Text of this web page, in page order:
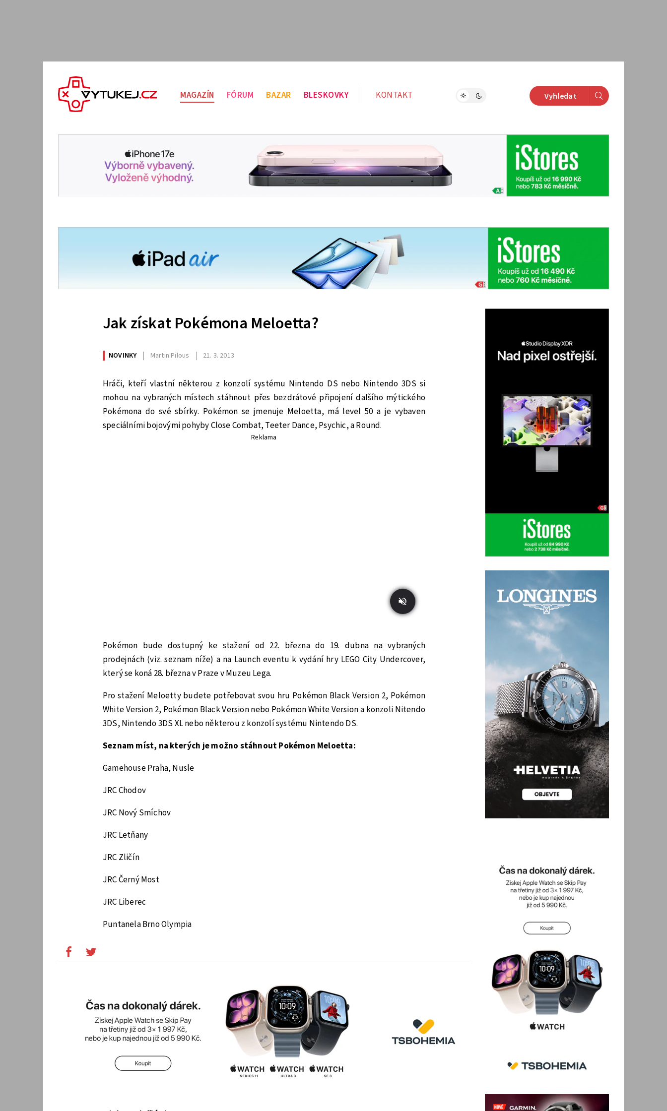
MAGAZÍN FÓRUM BAZAR BLESKOVKY KONTAKT Vyhledat
Jak získat Pokémona Meloetta?
NOVINKY Martin Pilous 21. 3. 2013
Hráči, kteří vlastní některou z konzolí systému Nintendo DS nebo Nintendo 3DS si
mohou na vybraných místech stáhnout přes bezdrátové připojení dalšího mýtického
Pokémona do své sbírky. Pokémon se jmenuje Meloetta, má level 50 a je vybaven
speciálními bojovými pohyby Close Combat, Teeter Dance, Psychic, a Round.
Reklama
Pokémon bude dostupný ke stažení od 22. března do 19. dubna na vybraných
prodejnách (viz. seznam níže) a na Launch eventu k vydání hry LEGO City Undercover,
který se koná 28. března v Praze v Muzeu Lega.
Pro stažení Meloetty budete potřebovat svou hru Pokémon Black Version 2, Pokémon
White Version 2, Pokémon Black Version nebo Pokémon White Version a konzoli Nitendo
3DS, Nintendo 3DS XL nebo některou z konzolí systému Nintendo DS.
Seznam míst, na kterých je možno stáhnout Pokémon Meloetta:
Gamehouse Praha, Nusle
JRC Chodov
JRC Nový Smíchov
JRC Letňany
JRC Zličín
JRC Černý Most
JRC Liberec
Puntanela Brno Olympia